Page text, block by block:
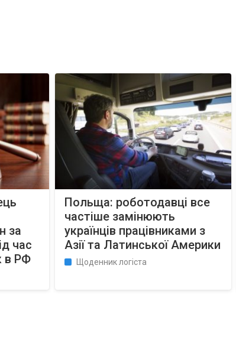
за
час
в РФ
Польща: роботодавці все
частіше замінюють
українців працівниками з
Азії та Латинської Америки
Щоденник логіста